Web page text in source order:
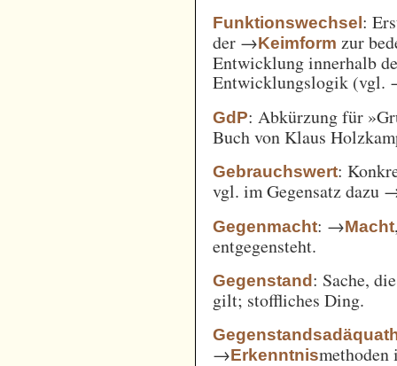
Funktionswechsel:
der →Keimform zur
Entwicklung innerhalb
Entwicklungslogik
GdP: Abkürzung für
Buch von Klaus
Gebrauchswert:
vgl. im Gegensatz dazu
Gegenmacht: →Macht
entgegensteht.
Gegenstand: Sache,
gilt; stoffliches Ding.
→Erkenntnismethoden